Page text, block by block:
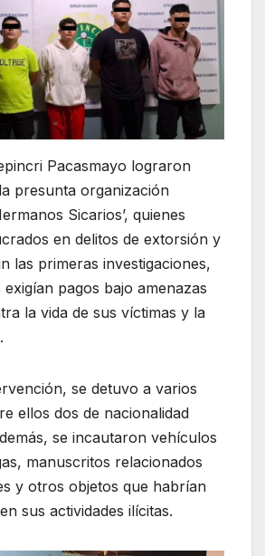
Pacasmayo lograron
presunta organización
Sicarios’, quienes
en delitos de extorsión y
las primeras investigaciones,
pagos bajo amenazas
la vida de sus víctimas y la
se detuvo a varios
ellos dos de nacionalidad
se incautaron vehículos
manuscritos relacionados
y otros objetos que habrían
sus actividades ilícitas.